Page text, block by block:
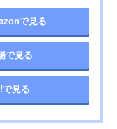
で見る
で見る
見る